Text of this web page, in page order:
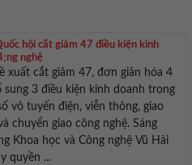
hội cắt giảm 47 điều kiện kinh
nghệ
xuất cắt giảm 47, đơn giản hóa 4
sung 3 điều kiện kinh doanh trong
vô tuyến điện, viễn thông, giao
chuyển giao công nghệ. Sáng
Khoa học và Công nghệ Vũ Hải
quyền ...